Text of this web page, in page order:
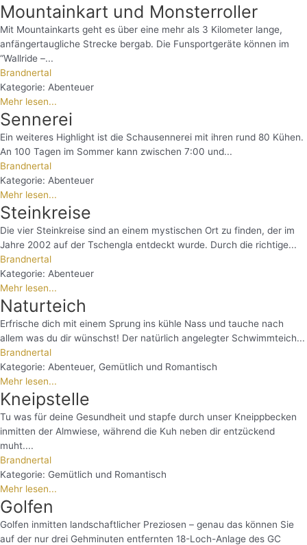
Mountainkart und Monsterroller
Mit Mountainkarts geht es über eine mehr als 3 Kilometer lange,
anfängertaugliche Strecke bergab. Die Funsportgeräte können im
“Wallride –...
Brandnertal
Kategorie: Abenteuer
Mehr lesen...
Sennerei
Ein weiteres Highlight ist die Schausennerei mit ihren rund 80 Kühen.
An 100 Tagen im Sommer kann zwischen 7:00 und...
Brandnertal
Kategorie: Abenteuer
Mehr lesen...
Steinkreise
Die vier Steinkreise sind an einem mystischen Ort zu finden, der im
Jahre 2002 auf der Tschengla entdeckt wurde. Durch die richtige...
Brandnertal
Kategorie: Abenteuer
Mehr lesen...
Naturteich
Erfrische dich mit einem Sprung ins kühle Nass und tauche nach
allem was du dir wünschst! Der natürlich angelegter Schwimmteich...
Brandnertal
Kategorie: Abenteuer, Gemütlich und Romantisch
Mehr lesen...
Kneipstelle
Tu was für deine Gesundheit und stapfe durch unser Kneippbecken
inmitten der Almwiese, während die Kuh neben dir entzückend
muht....
Brandnertal
Kategorie: Gemütlich und Romantisch
Mehr lesen...
Golfen
Golfen inmitten landschaftlicher Preziosen – genau das können Sie
auf der nur drei Gehminuten entfernten 18-Loch-Anlage des GC